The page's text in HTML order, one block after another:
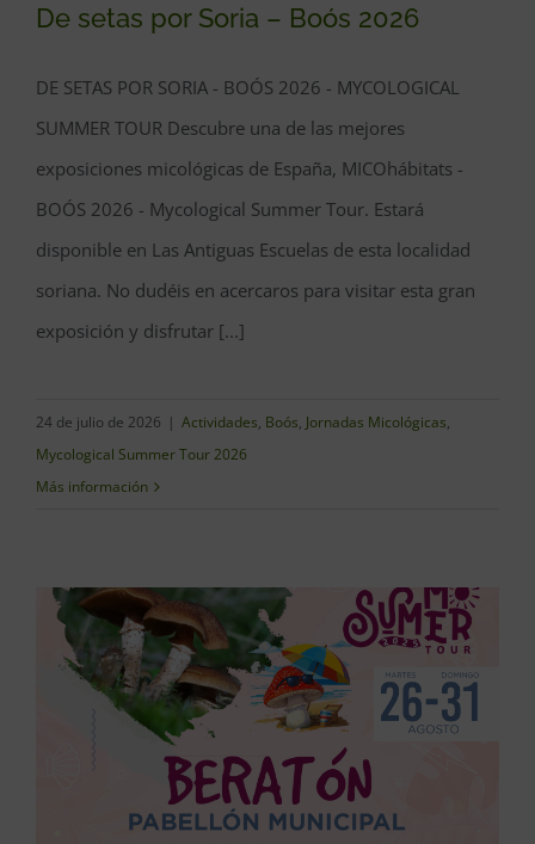
De setas por Soria – Boós 2026
De setas por Soria – Boós 2026
DE SETAS POR SORIA - BOÓS 2026 - MYCOLOGICAL
SUMMER TOUR Descubre una de las mejores
exposiciones micológicas de España, MICOhábitats -
BOÓS 2026 - Mycological Summer Tour. Estará
disponible en Las Antiguas Escuelas de esta localidad
soriana. No dudéis en acercaros para visitar esta gran
exposición y disfrutar [...]
24 de julio de 2026 | Actividades, Boós, Jornadas Micológicas,
Mycological Summer Tour 2026
Más información